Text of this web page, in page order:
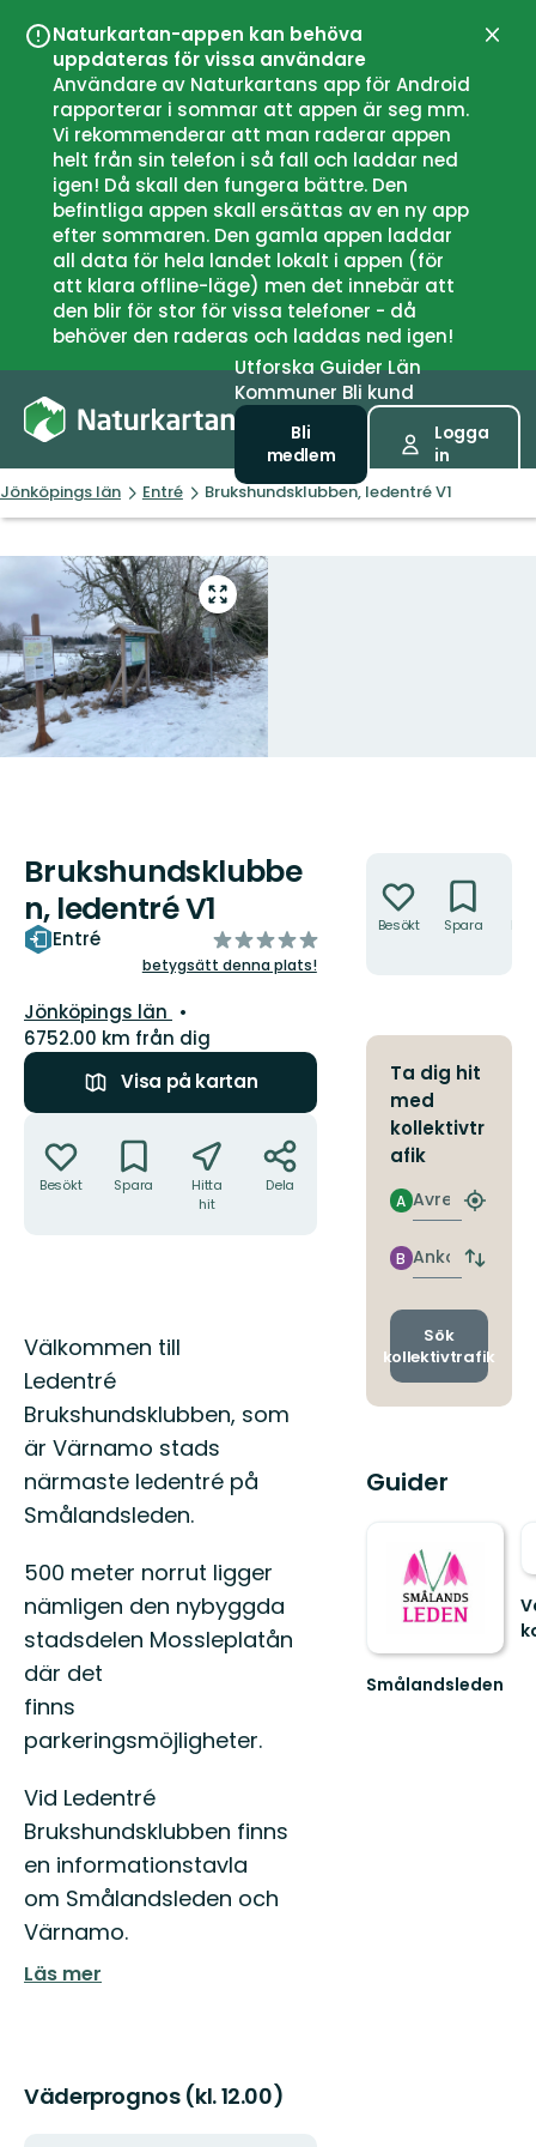
Naturkartan-appen kan behöva
uppdateras för vissa användare
Användare av Naturkartans app för Android
rapporterar i sommar att appen är seg mm.
Vi rekommenderar att man raderar appen
helt från sin telefon i så fall och laddar ned
igen! Då skall den fungera bättre. Den
befintliga appen skall ersättas av en ny app
efter sommaren. Den gamla appen laddar
all data för hela landet lokalt i appen (för
att klara offline-läge) men det innebär att
den blir för stor för vissa telefoner - då
behöver den raderas och laddas ned igen!
UtforskaGuiderLän
Kommuner Bli kund
Bli
medlem
Logga
in
Jönköpings län Entré Brukshundsklubben, ledentré V1
Gå
till
helskärmsläge
Brukshundsklubbe
n, ledentré V1
Entré
av
5
betygsätt denna plats!
Län:
Jönköpings län
6752.00 km från dig
Visa på kartan
Besökt Spara
Hitta
hit
Dela
Beskrivning
Välkommen till
Ledentré
Brukshundsklubben, som
är Värnamo stads
närmaste ledentré på
Smålandsleden.
500 meter norrut ligger
nämligen den nybyggda
stadsdelen Mossleplatån
där det
finns
parkeringsmöjligheter.
Vid Ledentré
Brukshundsklubben finns
en informationstavla
om Smålandsleden och
Värnamo.
Läs mer
Väderprognos (kl. 12.00)
Besökt Spara
Ta dig hit
med
kollektivtr
afik
Avresa
A
Hitta
Ankomst
B
Byt
och
Sök
kollektivtrafik
Guider
Smålandsleden